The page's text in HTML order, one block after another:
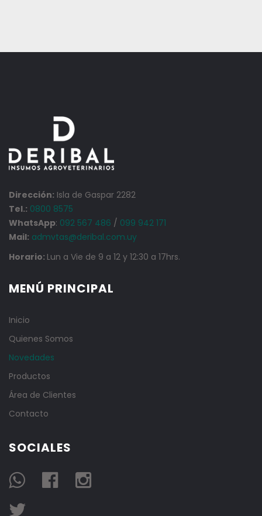
Dirección: Isla de Gaspar 2282
Tel.: 0800 8575
WhatsApp: 092 567 486 / 099 942 171
Mail: admvtas@deribal.com.uy
Horario: Lun a Vie de 9 a 12 y 12:30 a 17hrs.
MENÚ PRINCIPAL
Inicio
Quienes Somos
Novedades
Productos
Área de Clientes
Contacto
SOCIALES